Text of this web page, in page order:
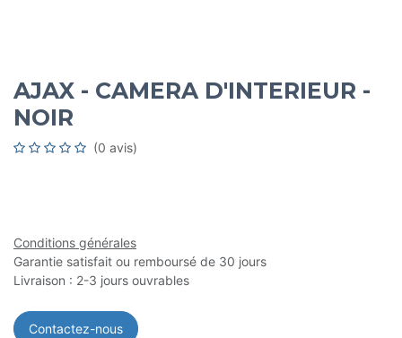
AJAX - CAMERA D'INTERIEUR -
NOIR
(0 avis)
Conditions générales
Garantie satisfait ou remboursé de 30 jours
Livraison : 2-3 jours ouvrables
Contactez-nous